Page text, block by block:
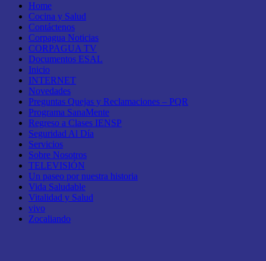
Home
Cocina y Salud
Contáctenos
Corpagua Noticias
CORPAGUA TV
Documentos ESAL
Inicio
INTERNET
Novedades
Preguntas Quejas y Reclamaciones – PQR
Programa SanaMente
Regreso a Clases IENSP
Seguridad Al Día
Servicios
Sobre Nosotros
TELEVISIÓN
Un paseo por nuestra historia
Vida Saludable
Vitalidad y Salud
vivo
Zocaliando